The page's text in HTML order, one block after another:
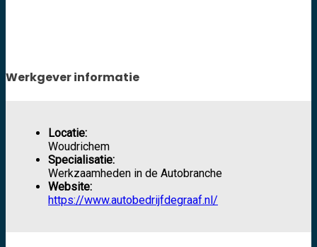
Werkgever informatie
Locatie:
Woudrichem
Specialisatie:
Werkzaamheden in de Autobranche
Website:
https://www.autobedrijfdegraaf.nl/